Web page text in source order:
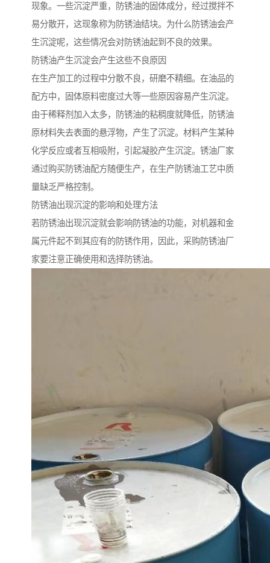
现象。一些沉淀严重，防锈油的固体成分，经过搅拌不
易分散开，这现象称为防锈油结块。为什么防锈油会产
生沉淀呢，这些情况会对防锈油起到不良的效果。
防锈油产生沉淀会产生这些不良原因
在生产加工的过程中分散不良，研磨不精细。在油品的
配方中，固体原料密度过大等一些原因容易产生沉淀。
由于稀释剂加入太多，防锈油的粘稠度就降低，防锈油
原材料失去表面的悬浮物，产生了沉淀。材料产生某种
化学反应或者互相吸附，引起凝胶产生沉淀。锈油厂家
通过购买防锈油配方随便生产，在生产防锈油工艺中质
量缺乏严格控制。
防锈油出现沉淀的影响和处理方法
若防锈油出现沉淀就会影响防锈油的功能，对机器和金
属元件起不到其应有的防锈作用，因此，采购防锈油厂
家要注意正确使用和选择防锈油。